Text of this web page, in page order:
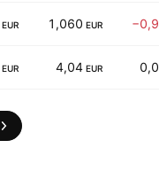
EUR 1,060 EUR
EUR 4,04 EUR